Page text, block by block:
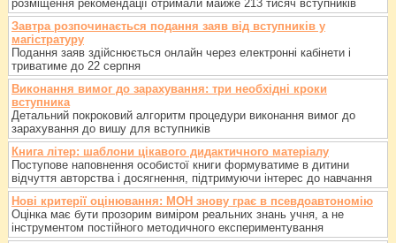
розміщення рекомендації отримали майже 213 тисяч вступників
Завтра розпочинається подання заяв від вступників у
магістратуру
Подання заяв здійснюється онлайн через електронні кабінети і
триватиме до 22 серпня
Виконання вимог до зарахування: три необхідні кроки
вступника
Детальний покроковий алгоритм процедури виконання вимог до
зарахування до вишу для вступників
Книга літер: шаблони цікавого дидактичного матеріалу
Поступове наповнення особистої книги формуватиме в дитини
відчуття авторства і досягнення, підтримуючи інтерес до навчання
Нові критерії оцінювання: МОН знову грає в псевдоавтономію
Оцінка має бути прозорим виміром реальних знань учня, а не
інструментом постійного методичного експериментування